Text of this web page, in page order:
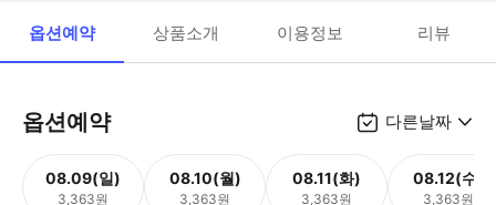
옵션예약 상품소개 이용정보 리뷰
옵션예약 다른날짜
08.09(일)
3,363원
08.10(월)
3,363원
08.11(화)
3,363원
08.12(수)
3,363원